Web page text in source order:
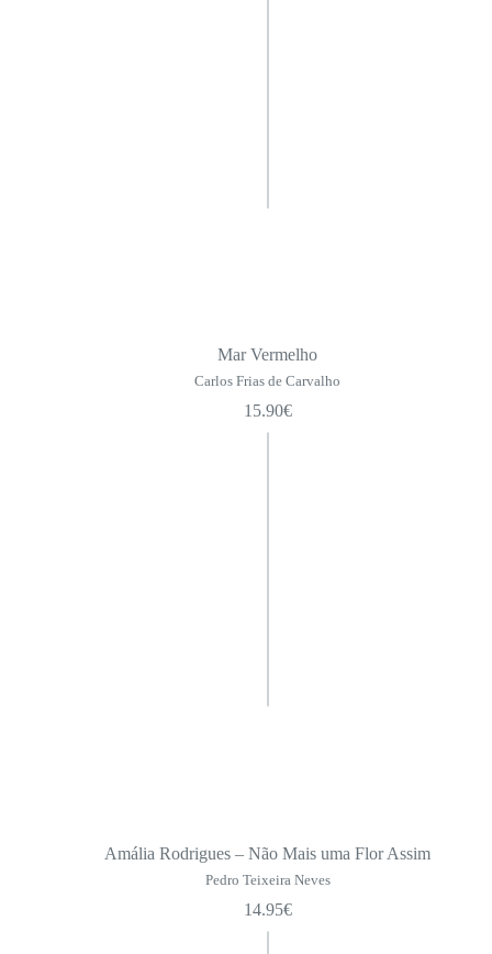
Mar Vermelho
Carlos Frias de Carvalho
15.90€
Amália Rodrigues – Não Mais uma Flor Assim
Pedro Teixeira Neves
14.95€